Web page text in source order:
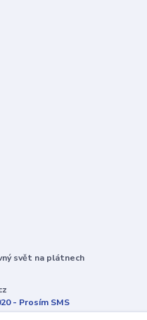
svět na plátnech
- Prosím SMS
ve výrobě